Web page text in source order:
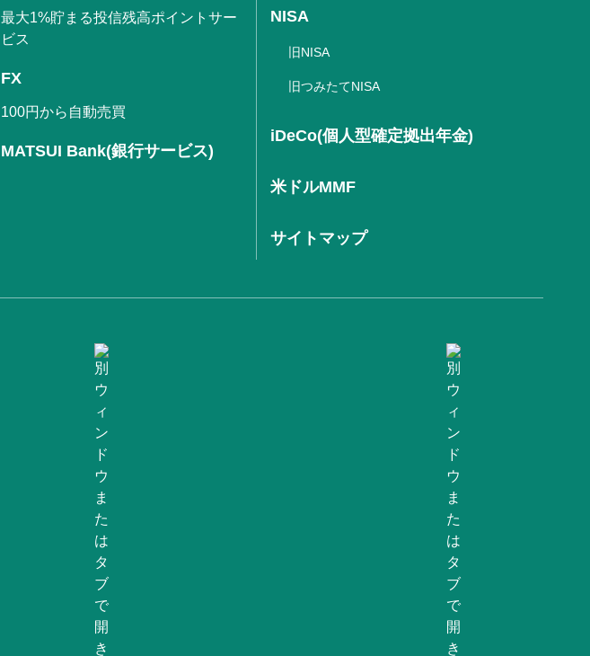
最大1%貯まる投信残高ポイントサー
ビス
FX
100円から自動売買
MATSUI Bank(銀行サービス)
NISA
旧NISA
旧つみたてNISA
iDeCo(個人型確定拠出年金)
米ドルMMF
サイトマップ